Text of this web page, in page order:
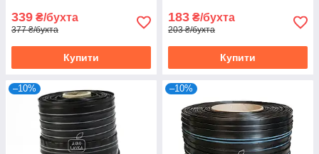
339 ₴/бухта
377 ₴/бухта
Купити
183 ₴/бухта
203 ₴/бухта
Купити
–10% –10%